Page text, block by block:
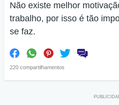
Não existe melhor
trabalho, por isso é tão
se faz.
220 compartilhamentos